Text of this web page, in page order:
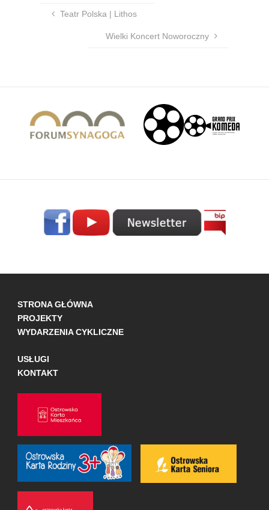
Teatr Polska | Lithos
Wielki Koncert Noworoczny
STRONA GŁÓWNA
PROJEKTY
WYDARZENIA CYKLICZNE
USŁUGI
KONTAKT